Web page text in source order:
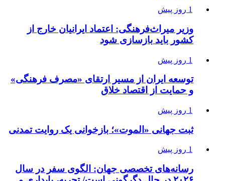
1 روز پیش
وزیر میراث‌فرهنگی: اعتماد ایرانیان خارج از
کشور باید بازسازی شود
1 روز پیش
توسعه ایران از مسیر ارتقای «مصرف فرهنگی»
و حمایت از اقتصاد خلاق
1 روز پیش
ثبت جهانی «الموت»؛ بازخوانی یک روایت تمدنی
1 روز پیش
رسانه‌های تخصصی جهان: الگوی سفر در سال